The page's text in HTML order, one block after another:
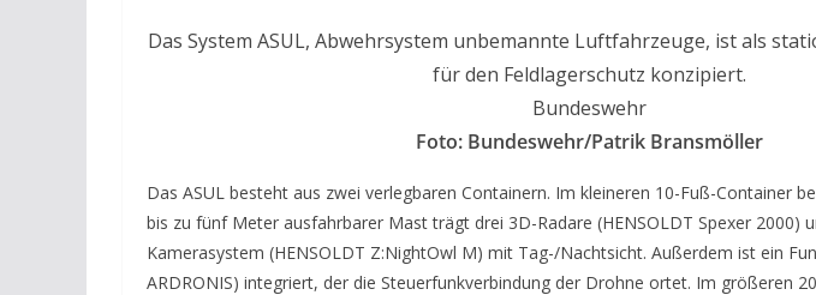
Das System ASUL, Abwehrsystem unbemannte Luftfahrzeuge, ist als
für den Feldlagerschutz konzipiert.
Bundeswehr
Foto: Bundeswehr/Patrik Bransmöller
Das ASUL besteht aus zwei verlegbaren Containern. Im kleineren 10-Fuß-Container
bis zu fünf Meter ausfahrbarer Mast trägt drei 3D-Radare (HENSOLDT Spexer 2000)
Kamerasystem (HENSOLDT Z:NightOwl M) mit Tag-/Nachtsicht. Außerdem ist ein
ARDRONIS) integriert, der die Steuerfunkverbindung der Drohne ortet. Im größeren